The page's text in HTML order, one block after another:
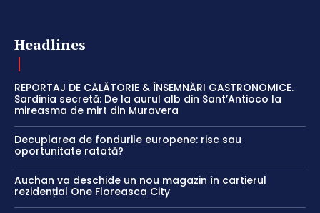
Headlines
REPORTAJ DE CĂLĂTORIE & ÎNSEMNĂRI GASTRONOMICE.
Sardinia secretă: De la aurul alb din Sant’Antioco la
mireasma de mirt din Muravera
Decuplarea de fondurile europene: risc sau
oportunitate ratată?
Auchan va deschide un nou magazin în cartierul
rezidențial One Floreasca City